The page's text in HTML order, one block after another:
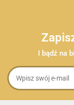
I bądź na